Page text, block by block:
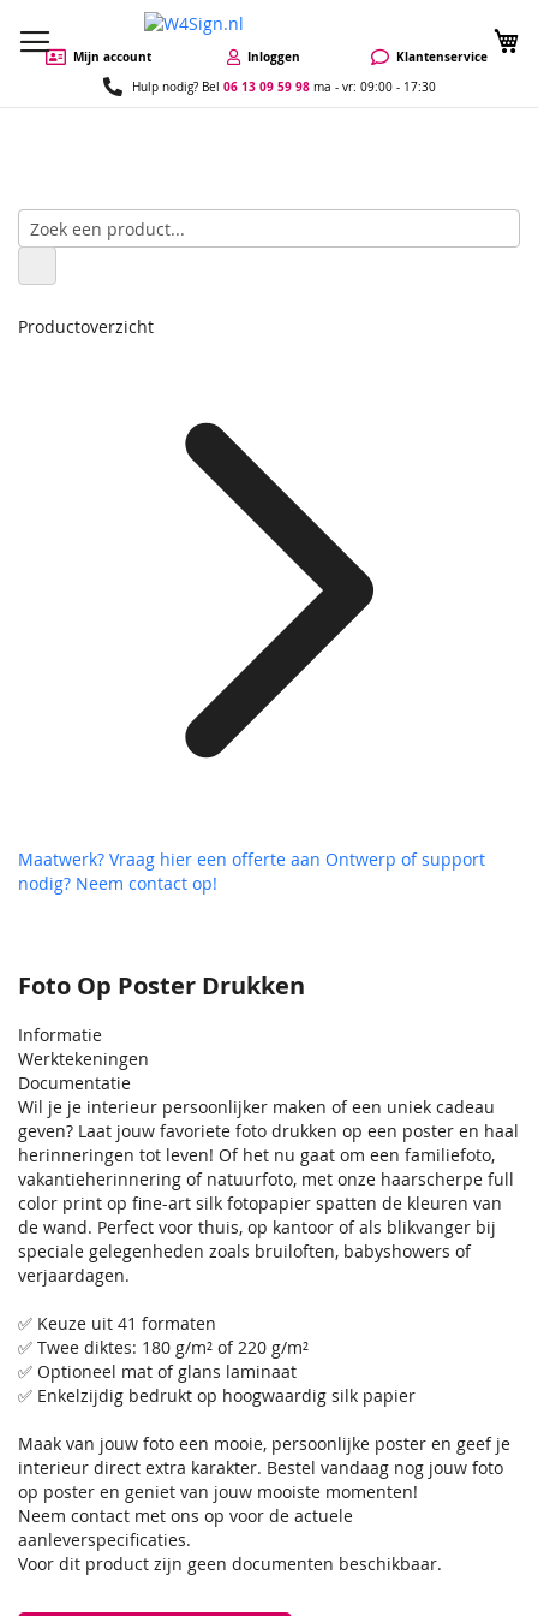
Mijn account Inloggen Klantenservice
Hulp nodig? Bel 06 13 09 59 98ma - vr: 09:00 - 17:30
Foto Op Poster Drukken
Informatie
Werktekeningen
Documentatie
Wil je je interieur persoonlijker maken of een uniek cadeau
geven? Laat jouw favoriete foto drukken op een poster en haal
herinneringen tot leven! Of het nu gaat om een familiefoto,
vakantieherinnering of natuurfoto, met onze haarscherpe full
color print op fine-art silk fotopapier spatten de kleuren van
de wand. Perfect voor thuis, op kantoor of als blikvanger bij
speciale gelegenheden zoals bruiloften, babyshowers of
verjaardagen.
✅ Keuze uit 41 formaten
✅ Twee diktes: 180 g/m² of 220 g/m²
✅ Optioneel mat of glans laminaat
✅ Enkelzijdig bedrukt op hoogwaardig silk papier
Maak van jouw foto een mooie, persoonlijke poster en geef je
interieur direct extra karakter. Bestel vandaag nog jouw foto
op poster en geniet van jouw mooiste momenten!
Neem contact met ons op voor de actuele
aanleverspecificaties.
Voor dit product zijn geen documenten beschikbaar.
Productoverzicht
Maatwerk? Vraag hier een offerte aan Ontwerp of support
nodig? Neem contact op!